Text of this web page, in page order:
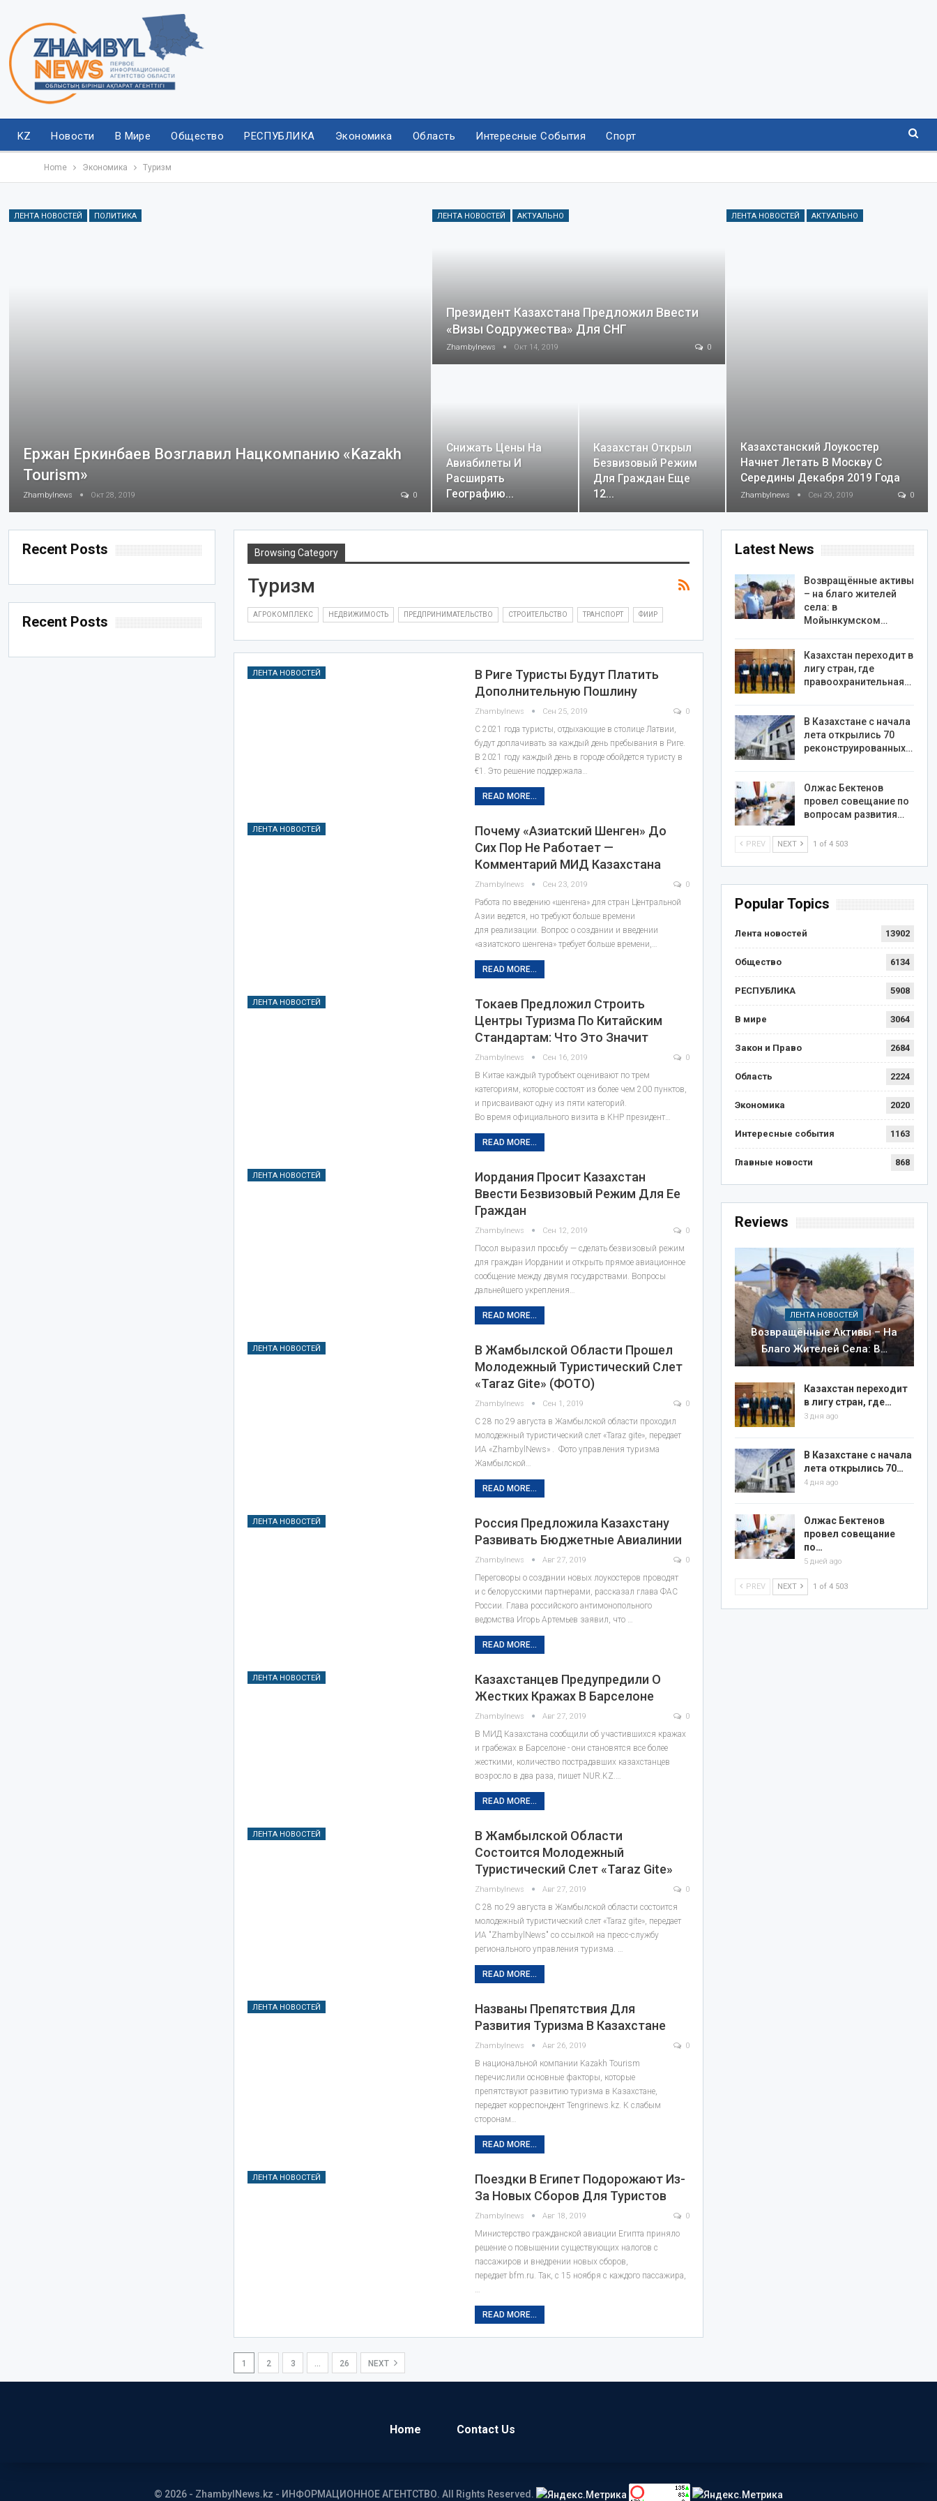
KZ Новости В Мире Общество РЕСПУБЛИКА Экономика Область Интересные События Спорт
Home Экономика Туризм
ЛЕНТА НОВОСТЕЙ ПОЛИТИКА
Ержан Еркинбаев Возглавил Нацкомпанию «Kazakh
Tourism»
Zhambylnews Окт 28, 2019 0
ЛЕНТА НОВОСТЕЙ АКТУАЛЬНО
Президент Казахстана Предложил Ввести
«визы Содружества» Для СНГ
Zhambylnews Окт 14, 2019 0
Снижать Цены На
Авиабилеты И
Расширять
Географию…
Казахстан Открыл
Безвизовый Режим
Для Граждан Еще
12…
ЛЕНТА НОВОСТЕЙ АКТУАЛЬНО
Казахстанский Лоукостер
Начнет Летать В Москву С
Середины Декабря 2019 Года
Zhambylnews Сен 29, 2019 0
Browsing Category
Туризм
АГРОКОМПЛЕКС НЕДВИЖИМОСТЬ ПРЕДПРИНИМАТЕЛЬСТВО СТРОИТЕЛЬСТВО ТРАНСПОРТ ФИИР
ЛЕНТА НОВОСТЕЙ
В Риге Туристы Будут Платить
Дополнительную Пошлину
Zhambylnews Сен 25, 2019 0
С 2021 года туристы, отдыхающие в столице Латвии,
будут доплачивать за каждый день пребывания в Риге.
В 2021 году каждый день в городе обойдется туристу в
€1. Это решение поддержала…
READ MORE...
ЛЕНТА НОВОСТЕЙ
Почему «азиатский Шенген» До
Сих Пор Не Работает —
Комментарий МИД Казахстана
Zhambylnews Сен 23, 2019 0
Работа по введению «шенгена» для стран Центральной
Азии ведется, но требуют больше времени
для реализации. Вопрос о создании и введении
«азиатского шенгена» требует больше времени,…
READ MORE...
ЛЕНТА НОВОСТЕЙ
Токаев Предложил Строить
Центры Туризма По Китайским
Стандартам: Что Это Значит
Zhambylnews Сен 16, 2019 0
В Китае каждый туробъект оценивают по трем
категориям, которые состоят из более чем 200 пунктов,
и присваивают одну из пяти категорий.
Во время официального визита в КНР президент…
READ MORE...
ЛЕНТА НОВОСТЕЙ
Иордания Просит Казахстан
Ввести Безвизовый Режим Для Ее
Граждан
Zhambylnews Сен 12, 2019 0
Посол выразил просьбу — сделать безвизовый режим
для граждан Иордании и открыть прямое авиационное
сообщение между двумя государствами. Вопросы
дальнейшего укрепления…
READ MORE...
ЛЕНТА НОВОСТЕЙ
В Жамбылской Области Прошел
Молодежный Туристический Слет
«Taraz Gite» (ФОТО)
Zhambylnews Сен 1, 2019 0
С 28 по 29 августа в Жамбылской области проходил
молодежный туристический слет «Taraz gite», передает
ИА «ZhambylNews» . Фото управления туризма
Жамбылской…
READ MORE...
ЛЕНТА НОВОСТЕЙ
Россия Предложила Казахстану
Развивать Бюджетные Авиалинии
Zhambylnews Авг 27, 2019 0
Переговоры о создании новых лоукостеров проводят
и с белорусскими партнерами, рассказал глава ФАС
России. Глава российского антимонопольного
ведомства Игорь Артемьев заявил, что …
READ MORE...
ЛЕНТА НОВОСТЕЙ
Казахстанцев Предупредили О
Жестких Кражах В Барселоне
Zhambylnews Авг 27, 2019 0
В МИД Казахстана сообщили об участившихся кражах
и грабежах в Барселоне - они становятся все более
жесткими, количество пострадавших казахстанцев
возросло в два раза, пишет NUR.KZ.…
READ MORE...
ЛЕНТА НОВОСТЕЙ
В Жамбылской Области
Состоится Молодежный
Туристический Слет «Taraz Gite»
Zhambylnews Авг 27, 2019 0
С 28 по 29 августа в Жамбылской области состоится
молодежный туристический слет «Taraz gite», передает
ИА "ZhambylNews" со ссылкой на пресс-службу
регионального управления туризма. …
READ MORE...
ЛЕНТА НОВОСТЕЙ
Названы Препятствия Для
Развития Туризма В Казахстане
Zhambylnews Авг 26, 2019 0
В национальной компании Kazakh Tourism
перечислили основные факторы, которые
препятствуют развитию туризма в Казахстане,
передает корреспондент Tengrinews.kz. К слабым
сторонам…
READ MORE...
ЛЕНТА НОВОСТЕЙ
Поездки В Египет Подорожают Из-
За Новых Сборов Для Туристов
Zhambylnews Авг 18, 2019 0
Министерство гражданской авиации Египта приняло
решение о повышении существующих налогов с
пассажиров и внедрении новых сборов,
передает bfm.ru. Так, с 15 ноября с каждого пассажира,
…
READ MORE...
1 2 3 … 26 NEXT
Latest News
Возвращённые активы
– на благо жителей
села: в
Мойынкумском…
Казахстан переходит в
лигу стран, где
правоохранительная…
В Казахстане с начала
лета открылись 70
реконструированных…
Олжас Бектенов
провел совещание по
вопросам развития…
PREV NEXT 1 of 4 503
Popular Topics
Лента новостей 13902
Общество 6134
РЕСПУБЛИКА 5908
В мире 3064
Закон и Право 2684
Область 2224
Экономика 2020
Интересные события 1163
Главные новости 868
Reviews
ЛЕНТА НОВОСТЕЙ
Возвращённые Активы – На
Благо Жителей Села: В…
Казахстан переходит
в лигу стран, где…
3 дня ago
В Казахстане с начала
лета открылись 70…
4 дня ago
Олжас Бектенов
провел совещание
по…
5 дней ago
PREV NEXT 1 of 4 503
Recent Posts
Recent Posts
Home Contact Us
© 2026 - ZhambylNews.kz - ИНФОРМАЦИОННОЕ АГЕНТСТВО. All Rights Reserved.